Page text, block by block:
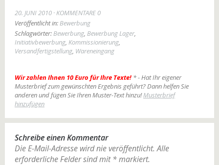
20. JUNI 2010 KOMMENTARE 0
Veröffentlicht in:Bewerbung
Schlagwörter:Bewerbung, Bewerbung Lager,
Initiativbewerbung, Kommissionierung,
Versandfertigstellung, Wareneingang
Wir zahlen Ihnen 10 Euro für Ihre Texte! * - Hat Ihr eigener
Musterbrief zum gewünschten Ergebnis geführt? Dann helfen Sie
anderen und fügen Sie Ihren Muster-Text hinzu!Musterbrief
hinzufügen
Schreibe einen Kommentar
Die E-Mail-Adresse wird nie veröffentlicht. Alle
erforderliche Felder sind mit *markiert.